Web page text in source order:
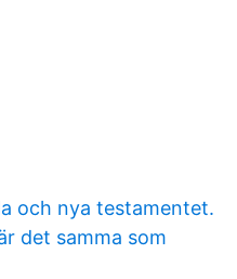
och nya testamentet.
det samma som